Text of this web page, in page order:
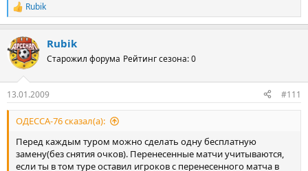
Р
е
к
ц
и
Rubik
Rubik
Старожил форума Рейтинг сезона: 0
13.01.2009 #111
ОДЕССА-76 сказал(а):
Перед каждым туром можно сделать одну бесплатную
замену(без снятия очков). Перенесенные матчи учитываются,
если ты в том туре оставил игроков с перенесенного матча в